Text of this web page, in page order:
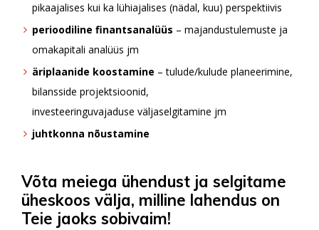
pikaajalises kui ka lühiajalises (nädal, kuu) perspektiivis
perioodiline finantsanalüüs – majandustulemuste ja
omakapitali analüüs jm
äriplaanide koostamine – tulude/kulude planeerimine,
bilansside projektsioonid,
investeeringuvajaduse väljaselgitamine jm
juhtkonna nõustamine
Võta meiega ühendust ja selgitame
üheskoos välja, milline lahendus on
Teie jaoks sobivaim!